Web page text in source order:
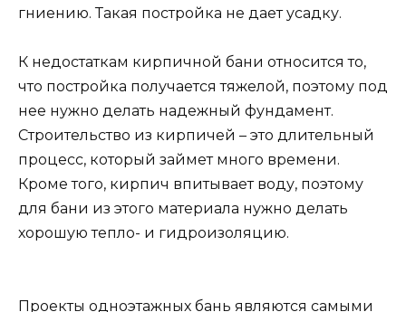
гниению. Такая постройка не дает усадку.
К недостаткам кирпичной бани относится то,
что постройка получается тяжелой, поэтому под
нее нужно делать надежный фундамент.
Строительство из кирпичей – это длительный
процесс, который займет много времени.
Кроме того, кирпич впитывает воду, поэтому
для бани из этого материала нужно делать
хорошую тепло- и гидроизоляцию.
Проекты одноэтажных бань являются самыми